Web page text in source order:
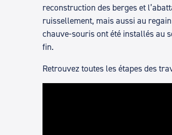
reconstruction des berges et
ruissellement, mais aussi au
chauve-souris ont été installés au
fin.
Retrouvez toutes les étapes des